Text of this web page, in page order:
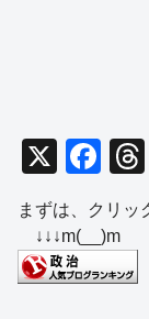
X
F
a
c
e
b
まずは、クリッ
↓↓↓m(__)m